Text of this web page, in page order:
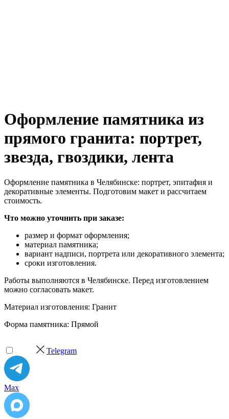
Оформление памятника из
прямого гранита: портрет,
звезда, гвоздики, лента
Оформление памятника в Челябинске: портрет, эпитафия и
декоративные элементы. Подготовим макет и рассчитаем
стоимость.
Что можно уточнить при заказе:
размер и формат оформления;
материал памятника;
вариант надписи, портрета или декоративного элемента;
сроки изготовления.
Работы выполняются в Челябинске. Перед изготовлением
можно согласовать макет.
Материал изготовления: Гранит
Форма памятника: Прямой
Telegram
Max